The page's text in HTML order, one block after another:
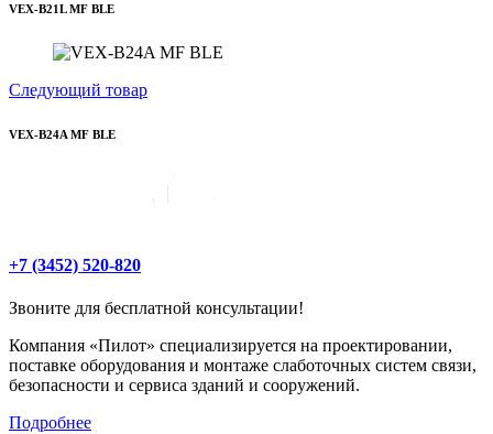
VEX-B21L MF BLE
Следующий товар
VEX-B24A MF BLE
+7 (3452) 520-820
Звоните для бесплатной консультации!
Компания «Пилот» специализируется на проектировании,
поставке оборудования и монтаже слаботочных систем связи,
безопасности и сервиса зданий и сооружений.
Подробнее